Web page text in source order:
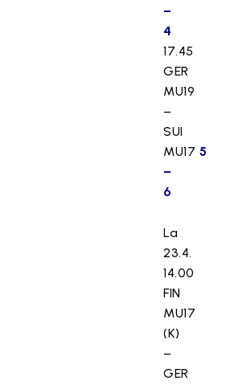
–
4
17.45
GER
MU19
–
SUI
MU17 5
–
6
La
23.4.
14.00
FIN
MU17
(K)
–
GER